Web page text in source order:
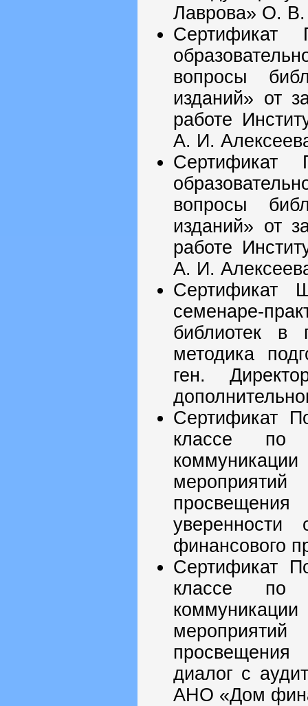
Лаврова» О. В.
вопросы
изданий» от
работе
А. И.
вопросы
изданий» от
работе
А. И.
Сертификат
семенаре-
библиотек в
методика
ген.
Сертификат
классе по
финансового
Сертификат
классе по
диалог с
АНО «Дом